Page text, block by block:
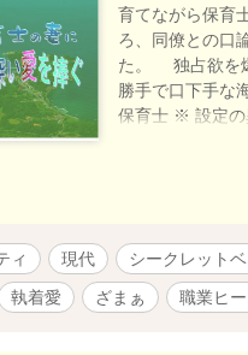
育てながら保育
ろ、同僚との口
た。 独占欲を
勝手で口下手な
保育士 ※ 設定の
ィ 現代 シークレット
執着愛 ざまぁ 職業ヒ